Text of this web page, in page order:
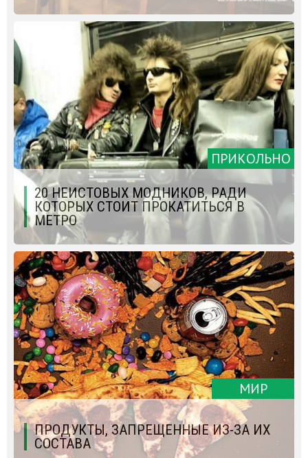
ПРИКОЛЬНО
20 НЕИСТОВЫХ МОДНИКОВ, РАДИ
КОТОРЫХ СТОИТ ПРОКАТИТЬСЯ В
МЕТРО
МИР
ПРОДУКТЫ, ЗАПРЕЩЕННЫЕ ИЗ-ЗА ИХ
СОСТАВА